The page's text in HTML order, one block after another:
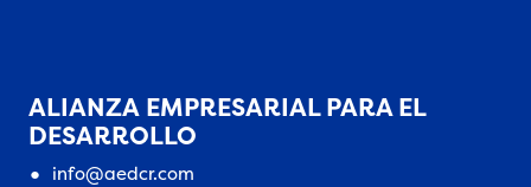
ALIANZA EMPRESARIAL PARA EL
DESARROLLO
info@aedcr.com